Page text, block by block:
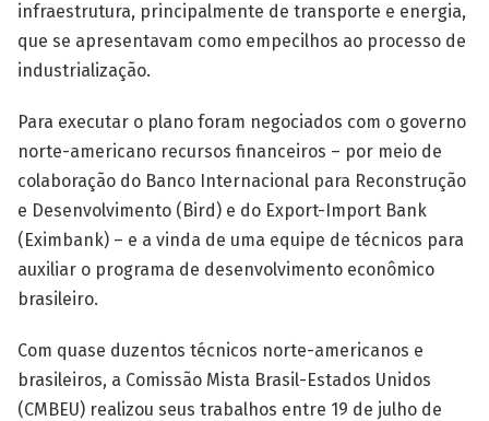
infraestrutura, principalmente de transporte e energia,
que se apresentavam como empecilhos ao processo de
industrialização.
Para executar o plano foram negociados com o governo
norte-americano recursos financeiros – por meio de
colaboração do Banco Internacional para Reconstrução
e Desenvolvimento (Bird) e do Export-Import Bank
(Eximbank) – e a vinda de uma equipe de técnicos para
auxiliar o programa de desenvolvimento econômico
brasileiro.
Com quase duzentos técnicos norte-americanos e
brasileiros, a Comissão Mista Brasil-Estados Unidos
(CMBEU) realizou seus trabalhos entre 19 de julho de